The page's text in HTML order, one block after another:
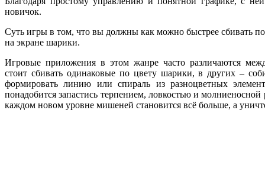
новичок.
Суть игры в том, что вы должны как можно быстрее сбивать
на экране шарики.
Игровые приложения в этом жанре часто различаются
стоит сбивать одинаковые по цвету шарики, в других –
формировать линию или спираль из разноцветных
понадобится запастись терпением, ловкостью и молниеносной
каждом новом уровне мишеней становится всё больше, а